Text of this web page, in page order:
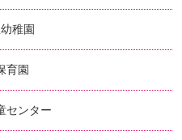
稚園
育園
センター